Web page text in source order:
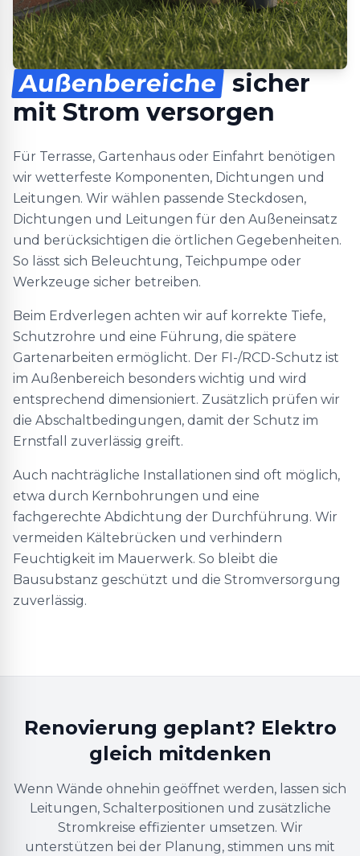
Außenbereiche sicher
mit Strom versorgen
Für Terrasse, Gartenhaus oder Einfahrt benötigen
wir wetterfeste Komponenten, Dichtungen und
Leitungen. Wir wählen passende Steckdosen,
Dichtungen und Leitungen für den Außeneinsatz
und berücksichtigen die örtlichen Gegebenheiten.
So lässt sich Beleuchtung, Teichpumpe oder
Werkzeuge sicher betreiben.
Beim Erdverlegen achten wir auf korrekte Tiefe,
Schutzrohre und eine Führung, die spätere
Gartenarbeiten ermöglicht. Der FI-/RCD-Schutz ist
im Außenbereich besonders wichtig und wird
entsprechend dimensioniert. Zusätzlich prüfen wir
die Abschaltbedingungen, damit der Schutz im
Ernstfall zuverlässig greift.
Auch nachträgliche Installationen sind oft möglich,
etwa durch Kernbohrungen und eine
fachgerechte Abdichtung der Durchführung. Wir
vermeiden Kältebrücken und verhindern
Feuchtigkeit im Mauerwerk. So bleibt die
Bausubstanz geschützt und die Stromversorgung
zuverlässig.
Renovierung geplant? Elektro
gleich mitdenken
Wenn Wände ohnehin geöffnet werden, lassen sich
Leitungen, Schalterpositionen und zusätzliche
Stromkreise effizienter umsetzen. Wir
unterstützen bei der Planung, stimmen uns mit